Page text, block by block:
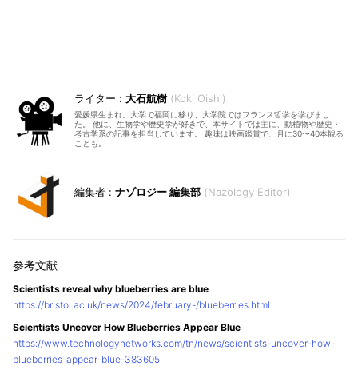
大石航樹 Koki Oishi
愛媛県生まれ。大学で福岡に移り、大学院ではフランス哲学を学びまし
た。 他に、生物学や歴史学が好きで、本サイトでは主に、動植物や歴史・
考古学系の記事を担当しています。 趣味は映画鑑賞で、月に30〜40本観る
ことも。
ナゾロジー 編集部 Nazology Editor
Scientists reveal why blueberries are blue
https://bristol.ac.uk/news/2024/february-/blueberries.html
Scientists Uncover How Blueberries Appear Blue
https://www.technologynetworks.com/tn/news/scientists-uncover-how-
blueberries-appear-blue-383605